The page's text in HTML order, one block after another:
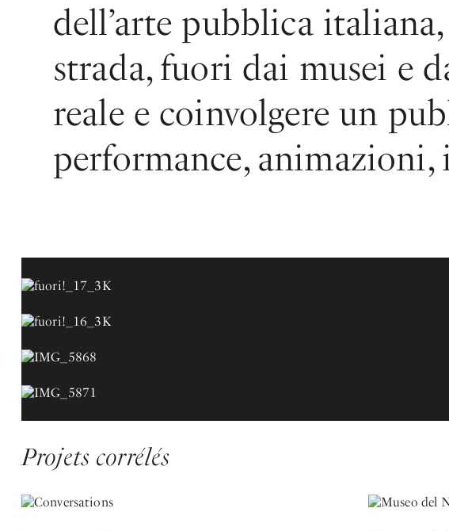
dell’arte pubblica
strada, fuori dai musei e
reale e coinvolgere un
performance,
Projets corrélés